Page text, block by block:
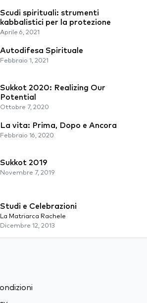
Scudi spirituali: strumenti
kabbalistici per la protezione
Aprile 6, 2021
Autodifesa Spirituale
Febbraio 1, 2021
Sukkot 2020: Realizing Our
Potential
Ottobre 7, 2020
La vita: Prima, Dopo e Ancora
Febbraio 16, 2020
Sukkot 2019
Novembre 7, 2019
Studi e Celebrazioni
La Matriarca Rachele
Dicembre 12, 2013